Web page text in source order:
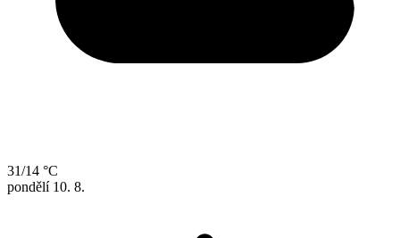
31/14 °C
pondělí 10. 8.